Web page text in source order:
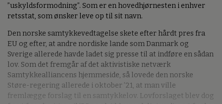
”uskyldsformodning”. Som er en hovedhjørnesten i enhver
retsstat, som ønsker leve op til sit navn.
Den norske samtykkevedtagelse skete efter hårdt pres fra
EU og efter, at andre nordiske lande som Danmark og
Sverige allerede havde ladet sig presse til at indføre en sådan
lov. Som det fremgår af det aktivistiske netværk
Samtykkealliancens hjemmeside, så lovede den norske
Støre-regering allerede i oktober ’21, at man ville
fremlægge forslag til en samtykkelov. Lovforslaget blev dog